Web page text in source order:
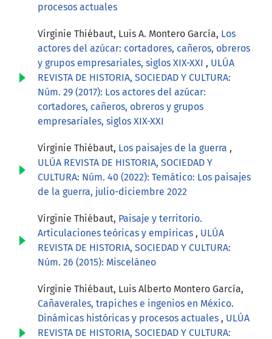
procesos actuales
Virginie Thiébaut, Luis A. Montero García, Los
actores del azúcar: cortadores, cañeros, obreros
y grupos empresariales, siglos XIX-XXI , ULÚA
REVISTA DE HISTORIA, SOCIEDAD Y CULTURA:
Núm. 29 (2017): Los actores del azúcar:
cortadores, cañeros, obreros y grupos
empresariales, siglos XIX-XXI
Virginie Thiébaut, Los paisajes de la guerra ,
ULÚA REVISTA DE HISTORIA, SOCIEDAD Y
CULTURA: Núm. 40 (2022): Temático: Los paisajes
de la guerra, julio-diciembre 2022
Virginie Thiébaut, Paisaje y territorio.
Articulaciones teóricas y empíricas , ULÚA
REVISTA DE HISTORIA, SOCIEDAD Y CULTURA:
Núm. 26 (2015): Misceláneo
Virginie Thiébaut, Luis Alberto Montero García,
Cañaverales, trapiches e ingenios en México.
Dinámicas históricas y procesos actuales , ULÚA
REVISTA DE HISTORIA, SOCIEDAD Y CULTURA: